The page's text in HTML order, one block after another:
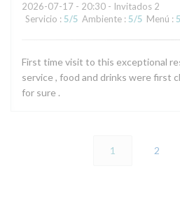
2026-07-17 - 20:30 - Invitados 2
Servicio : 5/5 Ambiente : 5/5 Menú : 5
First time visit to this exceptional
service , food and drinks were first
for sure .
1 2